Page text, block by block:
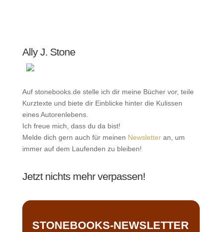
Ally J. Stone
Auf stonebooks.de stelle ich dir meine Bücher vor, teile
Kurztexte und biete dir Einblicke hinter die Kulissen
eines Autorenlebens.
Ich freue mich, dass du da bist!
Melde dich gern auch für meinen Newsletteran, um
immer auf dem Laufenden zu bleiben!
Jetzt nichts mehr verpassen!
STONEBOOKS-NEWSLETTER